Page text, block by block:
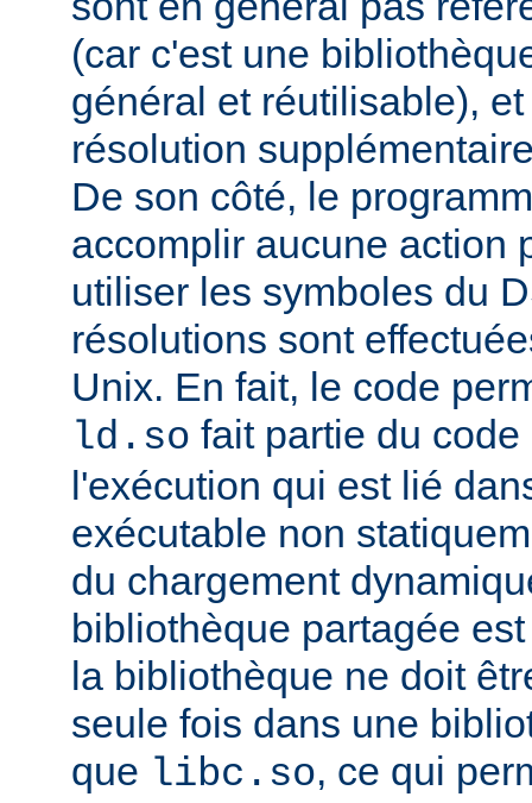
(car c'est une
général et réutilisable),
résolution
De son côté, le
accomplir aucune action
utiliser les symboles du
résolutions sont
Unix. En fait, le code
ld.so fait partie du
l'exécution qui est lié
exécutable non
du chargement
bibliothèque partagée
la bibliothèque ne doit
seule fois dans une
que libc.so, ce qui